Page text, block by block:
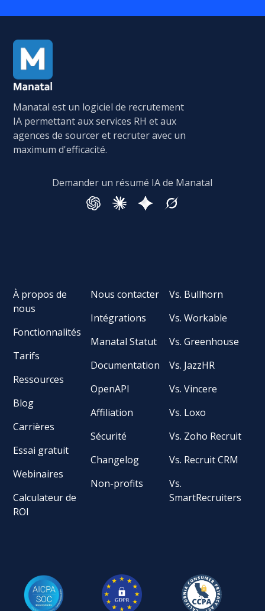
Manatal est un logiciel de recrutement
IA permettant aux services RH et aux
agences de sourcer et recruter avec un
maximum d'efficacité.
Demander un résumé IA de Manatal
À propos de
nous
Fonctionnalités
Tarifs
Ressources
Blog
Carrières
Essai gratuit
Webinaires
Calculateur de
ROI
Nous contacter
Intégrations
Manatal Statut
Documentation
OpenAPI
Affiliation
Sécurité
Changelog
Non-profits
Vs. Bullhorn
Vs. Workable
Vs. Greenhouse
Vs. JazzHR
Vs. Vincere
Vs. Loxo
Vs. Zoho Recruit
Vs. Recruit CRM
Vs.
SmartRecruiters